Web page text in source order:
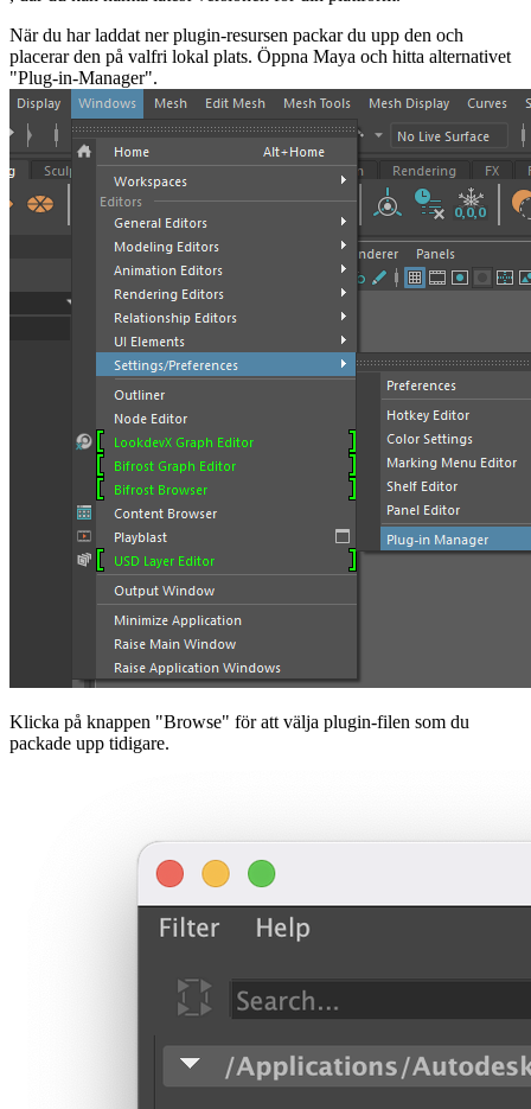
När du har laddat ner plugin-resursen packar du upp den och
placerar den på valfri lokal plats. Öppna Maya och hitta alternativet
"Plug-in-Manager".
Klicka på knappen "Browse" för att välja plugin-filen som du
packade upp tidigare.